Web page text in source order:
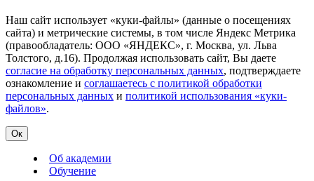
Наш сайт использует «куки-файлы» (данные о посещениях
сайта) и метрические системы, в том числе Яндекс Метрика
(правообладатель: ООО «ЯНДЕКС», г. Москва, ул. Льва
Толстого, д.16). Продолжая использовать сайт, Вы даете
согласие на обработку персональных данных, подтверждаете
ознакомление и соглашаетесь с политикой обработки
персональных данных и политикой использования «куки-
файлов».
Ок
Об академии
Обучение